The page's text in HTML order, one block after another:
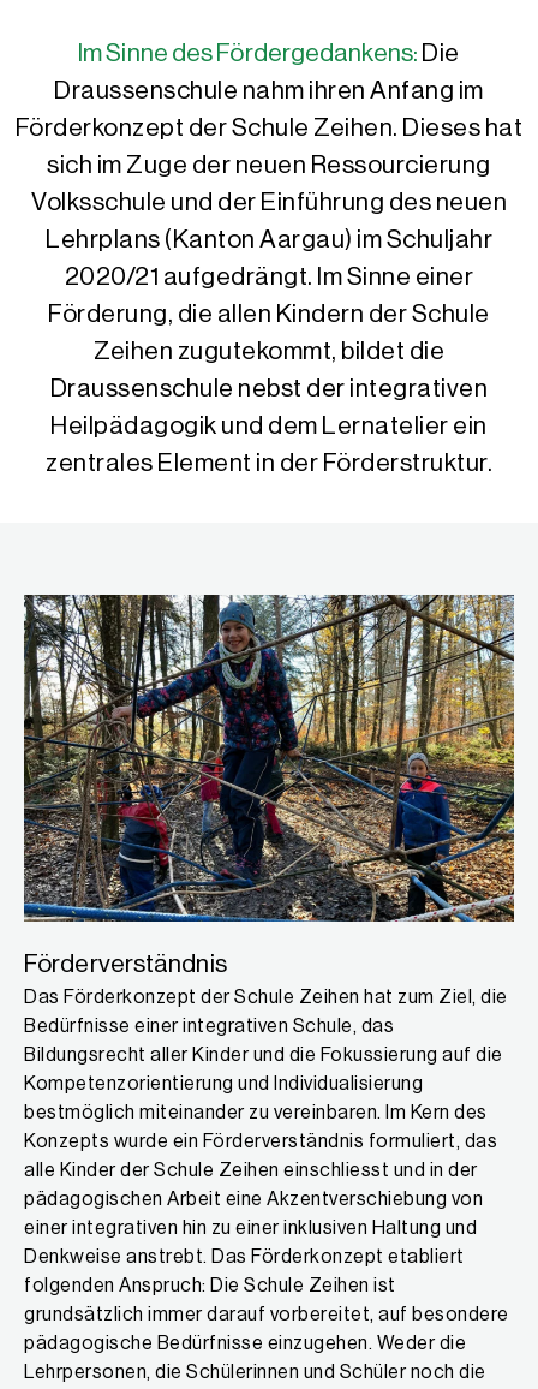
Im Sinne des Fördergedankens: Die
Draussenschule nahm ihren Anfang im
Förderkonzept der Schule Zeihen. Dieses hat
sich im Zuge der neuen Ressourcierung
Volksschule und der Einführung des neuen
Lehrplans (Kanton Aargau) im Schuljahr
2020/21 aufgedrängt. Im Sinne einer
Förderung, die allen Kindern der Schule
Zeihen zugutekommt, bildet die
Draussenschule nebst der integrativen
Heilpädagogik und dem Lernatelier ein
zentrales Element in der Förderstruktur.
Förderverständnis
Das Förderkonzept der Schule Zeihen hat zum Ziel, die
Bedürfnisse einer integrativen Schule, das
Bildungsrecht aller Kinder und die Fokussierung auf die
Kompetenzorientierung und Individualisierung
bestmöglich miteinander zu vereinbaren. Im Kern des
Konzepts wurde ein Förderverständnis formuliert, das
alle Kinder der Schule Zeihen einschliesst und in der
pädagogischen Arbeit eine Akzentverschiebung von
einer integrativen hin zu einer inklusiven Haltung und
Denkweise anstrebt. Das Förderkonzept etabliert
folgenden Anspruch: Die Schule Zeihen ist
grundsätzlich immer darauf vorbereitet, auf besondere
pädagogische Bedürfnisse einzugehen. Weder die
Lehrpersonen, die Schülerinnen und Schüler noch die